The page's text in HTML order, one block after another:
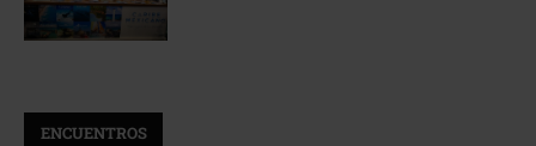
ENCUENTROS